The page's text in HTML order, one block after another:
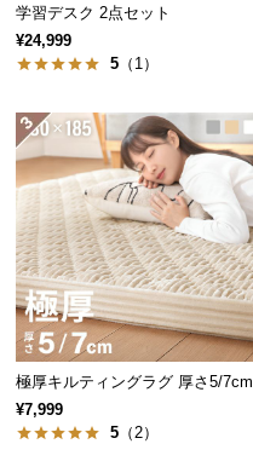
中
型
商
の
送
に
つ
い
て
小
型
商
品
学習デスク 2点セット
¥24,999
5 （1）
極厚キルティングラグ 厚さ5/7cm
¥7,999
5 （2）